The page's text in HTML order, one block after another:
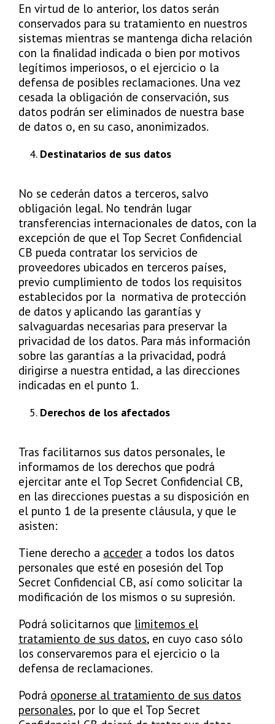
En virtud de lo anterior, los datos serán
conservados para su tratamiento en nuestros
sistemas mientras se mantenga dicha relación
con la finalidad indicada o bien por motivos
legítimos imperiosos, o el ejercicio o la
defensa de posibles reclamaciones. Una vez
cesada la obligación de conservación, sus
datos podrán ser eliminados de nuestra base
de datos o, en su caso, anonimizados.
Destinatarios de sus datos
No se cederán datos a terceros, salvo
obligación legal. No tendrán lugar
transferencias internacionales de datos, con la
excepción de que el Top Secret Confidencial
CB pueda contratar los servicios de
proveedores ubicados en terceros países,
previo cumplimiento de todos los requisitos
establecidos por la normativa de protección
de datos y aplicando las garantías y
salvaguardas necesarias para preservar la
privacidad de los datos. Para más información
sobre las garantías a la privacidad, podrá
dirigirse a nuestra entidad, a las direcciones
indicadas en el punto 1.
Derechos de los afectados
Tras facilitarnos sus datos personales, le
informamos de los derechos que podrá
ejercitar ante el Top Secret Confidencial CB,
en las direcciones puestas a su disposición en
el punto 1 de la presente cláusula, y que le
asisten:
Tiene derecho a acceder a todos los datos
personales que esté en posesión del Top
Secret Confidencial CB, así como solicitar la
modificación de los mismos o su supresión.
Podrá solicitarnos que limitemos el
tratamiento de sus datos, en cuyo caso sólo
los conservaremos para el ejercicio o la
defensa de reclamaciones.
Podrá oponerse al tratamiento de sus datos
personales, por lo que el Top Secret